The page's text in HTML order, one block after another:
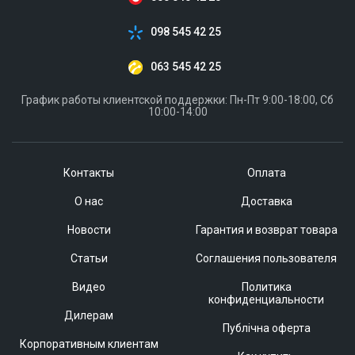
Контакты
О нас
Новости
Статьи
Видео
Дилерам
Корпоративным клиентам
Оплата
Доставка
Гарантия и возврат товара
Соглашения пользователя
Политика
конфиденциальности
Публічна оферта
098 545 42 25
063 545 42 25
График работы клиентской поддержки: Пн-Пт 9:00-18:00, Сб
10:00-14:00